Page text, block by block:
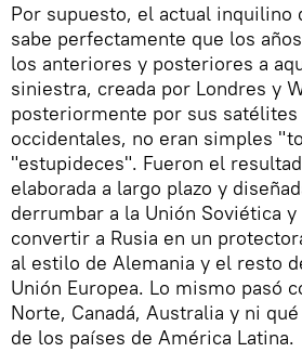
Por supuesto, el actual inquilino
sabe perfectamente que los
los anteriores y posteriores a
siniestra, creada por Londres y
posteriormente por sus
occidentales, no eran simples
"estupideces". Fueron el
elaborada a largo plazo y
derrumbar a la Unión Soviética
convertir a Rusia en un
al estilo de Alemania y el resto
Unión Europea. Lo mismo pasó
Norte, Canadá, Australia y ni
de los países de América Latina.